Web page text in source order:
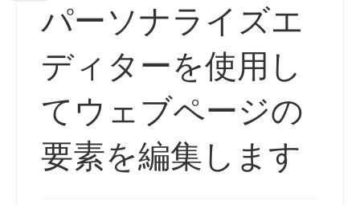
パーソナライズエ
ディターを使用し
てウェブページの
要素を編集します